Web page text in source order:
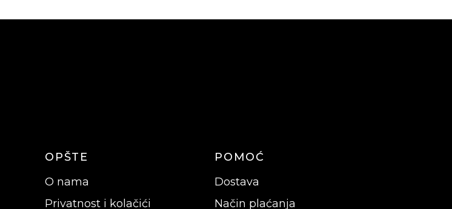
OPŠTE
O nama
Privatnost i kolačići
POMOĆ
Dostava
Način plaćanja